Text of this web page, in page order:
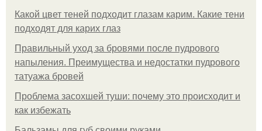
Какой цвет теней подходит глазам карим. Какие тени
подходят для карих глаз
Правильный уход за бровями после пудрового
напыления. Преимущества и недостатки пудрового
татуажа бровей
Проблема засохшей туши: почему это происходит и
как избежать